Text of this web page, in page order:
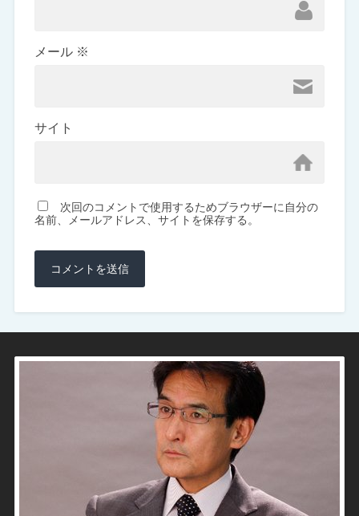
メール ※
サイト
次回のコメントで使用するためブラウザーに自分の
名前、メールアドレス、サイトを保存する。